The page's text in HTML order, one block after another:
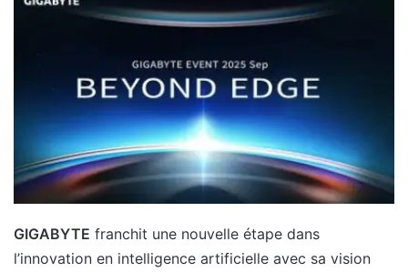
GIGABYTE franchit une nouvelle étape dans
l’innovation en intelligence artificielle avec sa vision